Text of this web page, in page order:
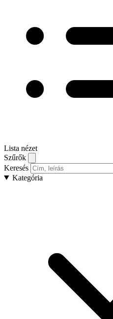
Lista nézet
Szűrők
Keresés
Kategória